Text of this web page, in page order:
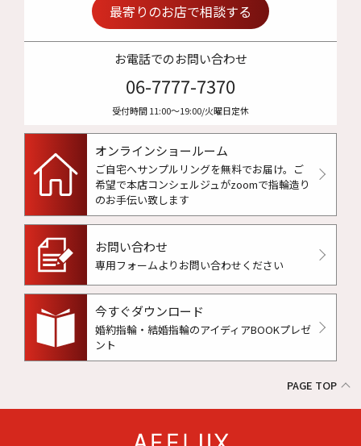
最寄りのお店で相談する
お電話でのお問い合わせ
06-7777-7370
受付時間 11:00〜19:00/火曜日定休
オンラインショールーム
ご自宅へサンプルリングを無料でお届け。 ご
希望で本店コンシェルジュがzoomで指輪造り
のお手伝い致します
お問い合わせ
専用フォームよりお問い合わせください
今すぐダウンロード
婚約指輪・結婚指輪のアイディアBOOKプレゼ
ント
PAGE TOP